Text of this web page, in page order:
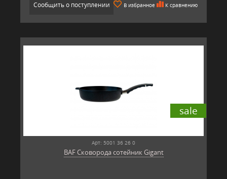
Сообщить о поступлении В избранное К сравнению
sale
Арт: 5001 36 26 0
BAF Сковорода сотейник Gigant